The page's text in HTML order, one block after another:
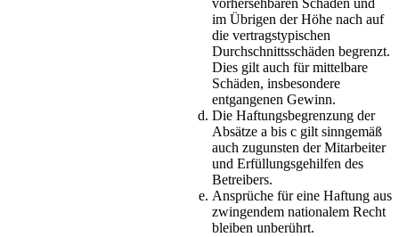
vorhersehbaren Schäden und
im Übrigen der Höhe nach auf
die vertragstypischen
Durchschnittsschäden begrenzt.
Dies gilt auch für mittelbare
Schäden, insbesondere
entgangenen Gewinn.
Die Haftungsbegrenzung der
Absätze a bis c gilt sinngemäß
auch zugunsten der Mitarbeiter
und Erfüllungsgehilfen des
Betreibers.
Ansprüche für eine Haftung aus
zwingendem nationalem Recht
bleiben unberührt.